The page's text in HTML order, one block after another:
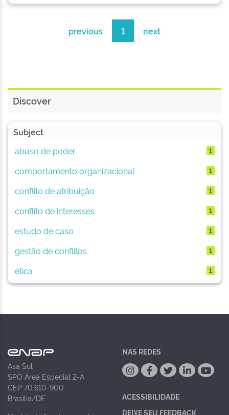
previous 1 next
Discover
Subject
abuso de poder
1
comportamento organizacional 1
conflito de atribuição 1
conflito de interesses 1
estudo de caso 1
gestão de conflitos 1
ética 1
Asa Sul
SPO Área Especial 2-A
CEP 70.610-900
Brasília/DF
NAS REDES
ACESSIBILIDADE
DEIXE SEU FEEDBACK